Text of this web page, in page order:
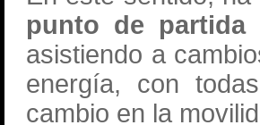
punto de
asistiendo a
energía, con
cambio en la